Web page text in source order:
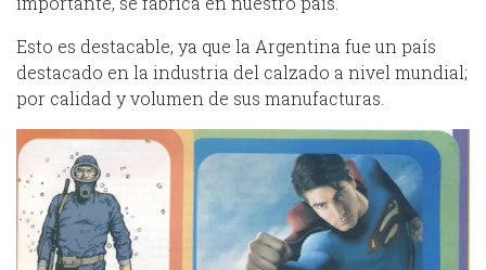
Esto es destacable, ya que la Argentina fue un país
destacado en la industria del calzado a nivel mundial;
por calidad y volumen de sus manufacturas.